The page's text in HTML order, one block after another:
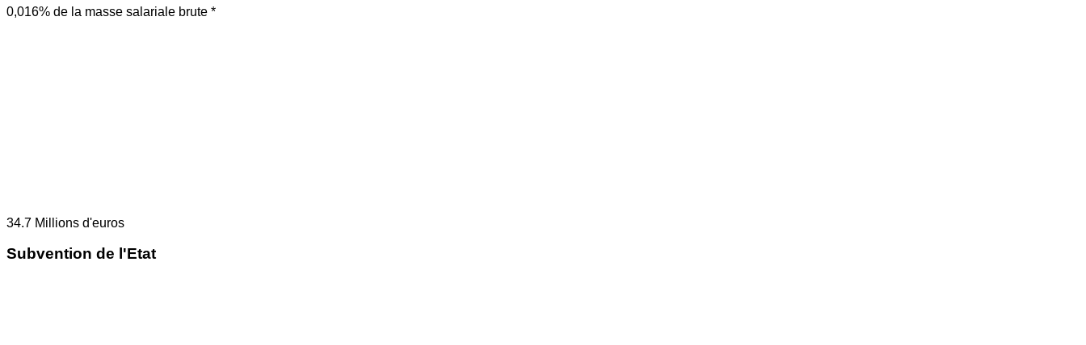
0,016% de la masse salariale brute *
34.7 Millions d'euros
Subvention de l'Etat